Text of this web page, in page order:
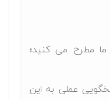
ما مطرح می کنید؛
عملی به این